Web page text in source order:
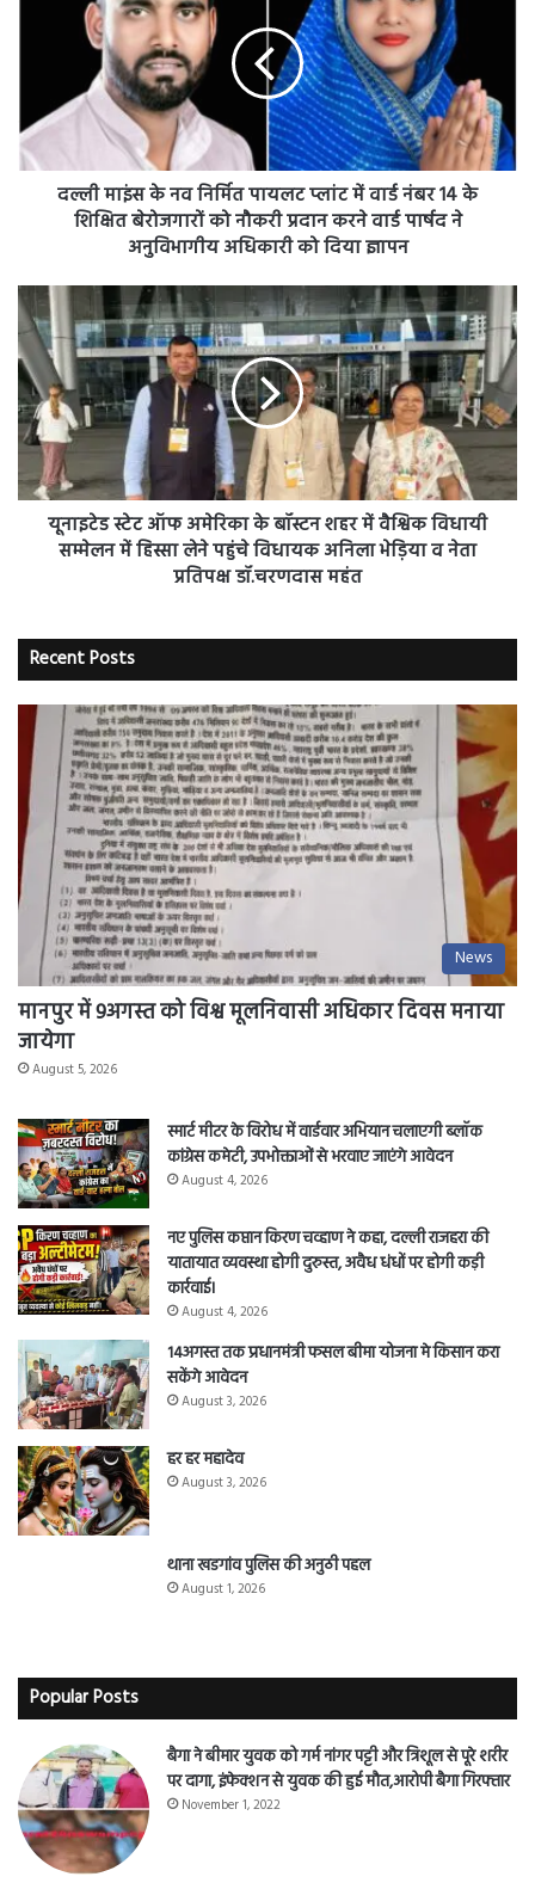
पायलट
प्लांट
में
वार्ड
बेरोजगारों
को
नौकरी
प्रदान
करने
वार्ड
पार्षद
ने
अनुविभागीय
अधिकारी
दल्ली माइंस के नव निर्मित पायलट प्लांट में वार्ड नंबर 14 के
शिक्षित बेरोजगारों को नौकरी प्रदान करने वार्ड पार्षद ने
अनुविभागीय अधिकारी को दिया ज्ञापन
यूनाइटेड
स्टेट
ऑफ
अमेरिका
के
बॉस्टन
शहर
में
वैश्विक
विधायी
सम्मेलन
पहुंचे
विधायक
अनिला
भेड़िया
नेता
प्रतिपक्ष
डॉ.चरणदास
महंत
यूनाइटेड स्टेट ऑफ अमेरिका के बॉस्टन शहर में वैश्विक विधायी
सम्मेलन में हिस्सा लेने पहुंचे विधायक अनिला भेड़िया व नेता
प्रतिपक्ष डॉ.चरणदास महंत
Recent Posts
News
मानपुर में 9अगस्त को विश्व मूलनिवासी अधिकार दिवस मनाया
जायेगा
August 5, 2026
स्मार्ट मीटर के विरोध में वार्डवार अभियान चलाएगी ब्लॉक
कांग्रेस कमेटी, उपभोक्ताओं से भरवाए जाएंगे आवेदन
August 4, 2026
नए पुलिस कप्तान किरण चव्हाण ने कहा, दल्ली राजहरा की
यातायात व्यवस्था होगी दुरुस्त, अवैध धंधों पर होगी कड़ी
कार्रवाई।
August 4, 2026
14अगस्त तक प्रधानमंत्री फसल बीमा योजना मे किसान करा
सकेंगे आवेदन
August 3, 2026
हर हर महादेव
August 3, 2026
थाना खडगांव पुलिस की अनुठी पहल
August 1, 2026
Popular Posts
बैगा ने बीमार युवक को गर्म नांगर पट्टी और त्रिशूल से पूरे शरीर
पर दागा, इंफेक्शन से युवक की हुई मौत,आरोपी बैगा गिरफ्तार
November 1, 2022